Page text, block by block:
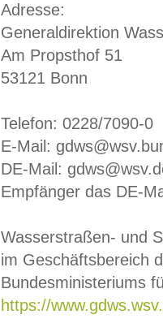
Adresse:
Generaldirektion
Am Propsthof 51
53121 Bonn
Telefon: 0228/7090-0
E-Mail:
DE-Mail:
Empfänger das DE-
Wasserstraßen- und
im Geschäftsbereich
Bundesministeriums
https://